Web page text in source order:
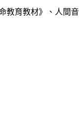
教育教材》、人間音